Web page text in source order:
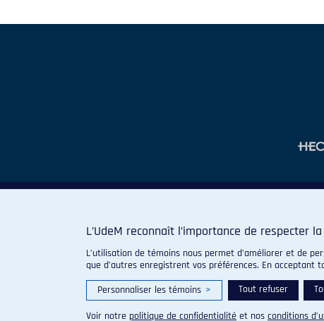
L’UdeM reconnaît l’importance de respecter
L’utilisation de témoins nous permet d’améliorer et de
que d’autres enregistrent vos préférences. En
Personnaliser les témoins > Tout refuser
Voir notre politique de confidentialité et nos conditions